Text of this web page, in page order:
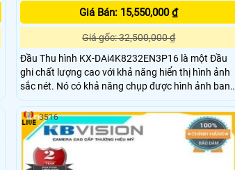
Giá Bán: 15,550,000 ₫
Giá gốc: 32,500,000 ₫
Đầu Thu hình KX-DAi4K8232EN3P16 là một Đầu
ghi chất lượng cao với khả năng hiển thị hình ảnh
sắc nét. Nó có khả năng chụp được hình ảnh ban
đêm sáng đẹp nhờ tính năng 2 HDD. Đầu thu hình
này được trang bị công nghệ IP POE và hỗ trợ
ONVIF, cho phép hình ảnh rõ hơn dù được lắp đặt
bất kỳ địa điểm nào
3516